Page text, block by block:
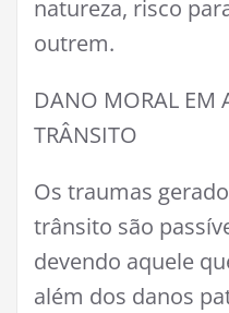
natureza, risco
outrem.
DANO MORAL EM
TRÂNSITO
Os traumas
trânsito são
devendo aquele
além dos danos